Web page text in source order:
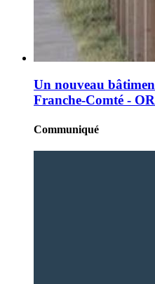
Un nouveau
Franche-Comté -
Communiqué